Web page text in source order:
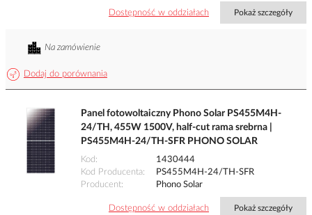
Dostępność w oddziałach Pokaż szczegóły
Dodaj do porównania
Na zamówienie
Panel fotowoltaiczny Phono Solar PS455M4H-
24/TH, 455W 1500V, half-cut rama srebrna |
PS455M4H-24/TH-SFR PHONO SOLAR
Kod
1430444
Kod Producenta
PS455M4H-24/TH-SFR
Producent
Phono Solar
Dostępność w oddziałach Pokaż szczegóły